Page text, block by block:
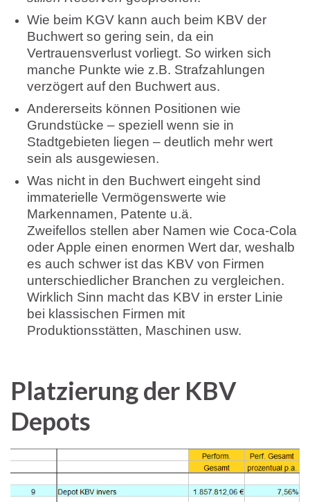
Wie beim KGV kann auch beim KBV der
Buchwert so gering sein, da ein
Vertrauensverlust vorliegt. So wirken sich
manche Punkte wie z.B. Strafzahlungen
verzögert auf den Buchwert aus.
Andererseits können Positionen wie
Grundstücke – speziell wenn sie in
Stadtgebieten liegen – deutlich mehr wert
sein als ausgewiesen.
Was nicht in den Buchwert eingeht sind
immaterielle Vermögenswerte wie
Markennamen, Patente u.ä.
Zweifellos stellen aber Namen wie Coca-Cola
oder Apple einen enormen Wert dar, weshalb
es auch schwer ist das KBV von Firmen
unterschiedlicher Branchen zu vergleichen.
Wirklich Sinn macht das KBV in erster Linie
bei klassischen Firmen mit
Produktionsstätten, Maschinen usw.
Platzierung der KBV
Depots